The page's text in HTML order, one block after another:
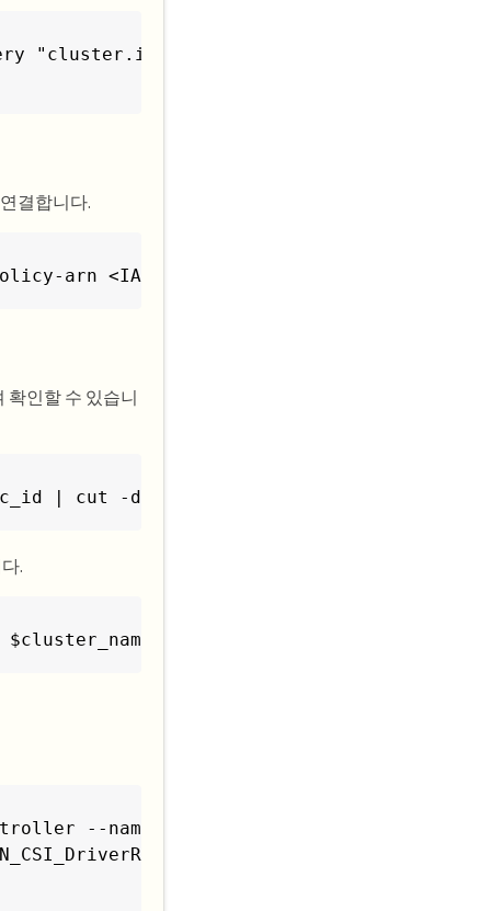
"cluster.identity.oidc.issuer"\
결합니다.
arn <IAM policy ARN>
확인할 수 있습니
| cut -d "/" -f4
.
--approve
--namespace trident \
--role-only \